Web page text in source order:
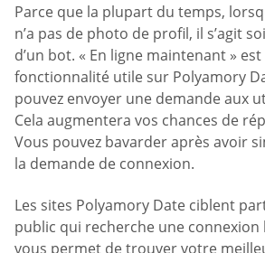
Parce que la plupart du temps,
n’a pas de photo de profil, il s’agit
d’un bot. « En ligne maintenant »
fonctionnalité utile sur Polyamory
pouvez envoyer une demande aux
Cela augmentera vos chances de
Vous pouvez bavarder après avoir
la demande de connexion.
Les sites Polyamory Date ciblent
public qui recherche une connexion
vous permet de trouver votre